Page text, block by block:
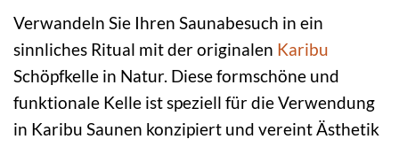
Verwandeln Sie Ihren Saunabesuch in ein
sinnliches Ritual mit der originalen Karibu
Schöpfkelle in Natur. Diese formschöne und
funktionale Kelle ist speziell für die Verwendung
in Karibu Saunen konzipiert und vereint Ästhetik